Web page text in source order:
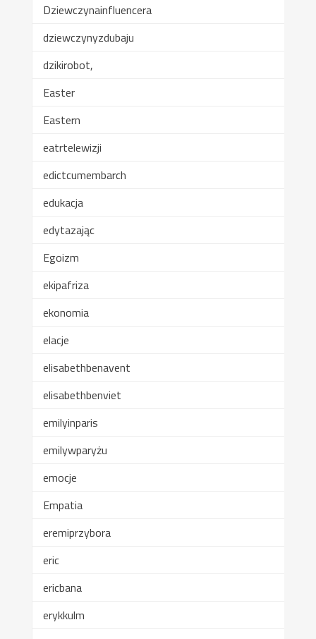
Dziewczynainfluencera
dziewczynyzdubaju
dzikirobot,
Easter
Eastern
eatrtelewizji
edictcumembarch
edukacja
edytazając
Egoizm
ekipafriza
ekonomia
elacje
elisabethbenavent
elisabethbenviet
emilyinparis
emilywparyżu
emocje
Empatia
eremiprzybora
eric
ericbana
erykkulm